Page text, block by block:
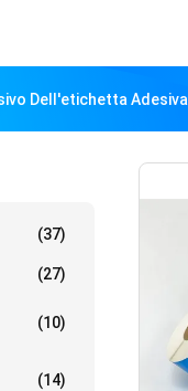
Dell'etichetta Adesiva
(37)
(27)
(10)
(14)